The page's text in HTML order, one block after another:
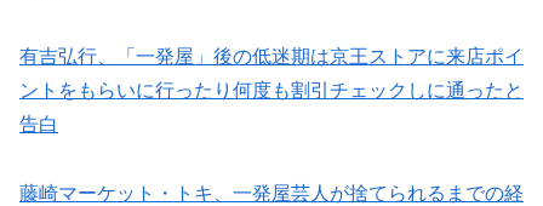
有吉弘行、「一発屋」後の低迷期は京王ストアに来店ポイ
ントをもらいに行ったり何度も割引チェックしに通ったと
告白
藤崎マーケット・トキ、一発屋芸人が捨てられるまでの経